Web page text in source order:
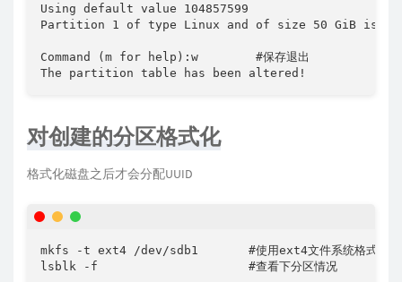
Using default value 104857599
Partition 1 of type Linux and of size 50 GiB is
Command (m for help):w        #保存退出
The partition table has been altered!
对创建的分区格式化
格式化磁盘之后才会分配UUID
mkfs -t ext4 /dev/sdb1       #使用ext4文件系统格式化
lsblk -f                     #查看下分区情况